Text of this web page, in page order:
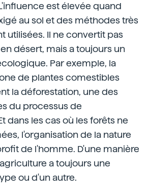
est élevée quand
au sol et des méthodes très
utilisées. Il ne convertit pas
désert, mais a toujours un
Par exemple, la
de plantes comestibles
la déforestation, une des
du processus de
dans les cas où les forêts ne
l'organisation de la nature
de l'homme. D'une manière
a toujours une
ou d'un autre.